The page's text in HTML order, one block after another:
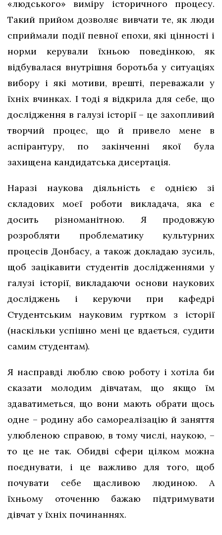
«людського» виміру історичного процесу.
Такий прийом дозволяє вивчати те, як люди
сприймали події певної епохи, які цінності і
норми керували їхньою поведінкою, як
відбувалася внутрішня боротьба у ситуаціях
вибору і які мотиви, врешті, переважали у
їхніх вчинках. І тоді я відкрила для себе, що
дослідження в галузі історії – це захопливий
творчий процес, що й привело мене в
аспірантуру, по закінченні якої була
захищена кандидатська дисертація.
Наразі наукова діяльність є однією зі
складових моєї роботи викладача, яка є
досить різноманітною. Я продовжую
розробляти проблематику культурних
процесів Донбасу, а також докладаю зусиль,
щоб зацікавити студентів дослідженнями у
галузі історії, викладаючи основи наукових
досліджень і керуючи при кафедрі
Студентським науковим гуртком з історії
(наскільки успішно мені це вдається, судити
самим студентам).
Я насправді люблю свою роботу і хотіла би
сказати молодим дівчатам, що якщо їм
здаватиметься, що вони мають обрати щось
одне – родину або самореалізацію й заняття
улюбленою справою, в тому числі, наукою, –
то це не так. Обидві сфери цілком можна
поєднувати, і це важливо для того, щоб
почувати себе щасливою людиною. А
їхньому оточенню бажаю підтримувати
дівчат у їхніх починаннях.